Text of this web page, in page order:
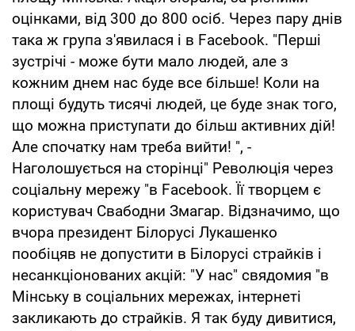
оцінками, від 300 до 800 осіб. Через пару днів
така ж група з'явилася і в Facebook. "Перші
зустрічі - може бути мало людей, але з
кожним днем нас буде все більше! Коли на
площі будуть тисячі людей, це буде знак того,
що можна приступати до більш активних дій!
Але спочатку нам треба вийти! ", -
Наголошується на сторінці" Революція через
соціальну мережу "в Facebook. Її творцем є
користувач Свабодни Змагар. Відзначимо, що
вчора президент Білорусі Лукашенко
пообіцяв не допустити в Білорусі страйків і
несанкціонованих акцій: "У нас" свядомия "в
Мінську в соціальних мережах, інтернеті
закликають до страйків. Я так буду дивитися,